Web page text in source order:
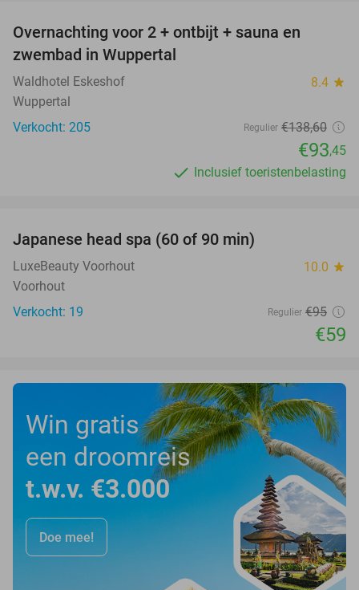
Overnachting voor 2 + ontbijt + sauna en
zwembad in Wuppertal
Waldhotel Eskeshof 8.4 star
Wuppertal
Verkocht: 205
Regulier €138,60
€93,45
Inclusief toeristenbelasting
Japanese head spa (60 of 90 min)
LuxeBeauty Voorhout 10.0 star
Voorhout
Verkocht: 19
Regulier €95
€59
Win gratis
een droomreis
t.w.v. €3.000
Doe mee!